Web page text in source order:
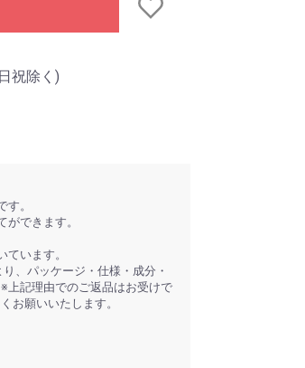
祝除く)
。
できます。
います。
、パッケージ・仕様・成分・
上記理由でのご返品はお受けで
お願いいたします。